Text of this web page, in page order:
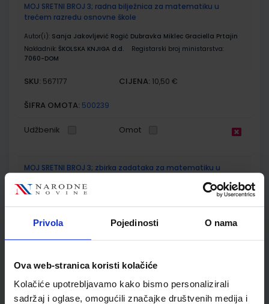
Privola Pojedinosti O nama
Ova web-stranica koristi kolačiće
Kolačiće upotrebljavamo kako bismo personalizirali
sadržaj i oglase, omogućili značajke društvenih medija i
MOJ SRETNI BROJ 3; radna bilježnica za matematiku u
trećem razredu osnovne škole
Autor(i): Sanja Jakovljević Rogić Dubravka Miklec Graciella Prtajin
Nakladnik: ŠKOLSKA KNJIGA d.d.
Registarski broj ministarstva:
7060-DOM
SKU: 567177 CIJENA: 10,50 €
ŠIFRA OMOTA: 500239
Udžbenik Omot
MOJ SRETNI BROJ 3; zbirka zadataka za matematiku u
Autor(i):
Sanja Jakovljević Rogić Dubravka Miklec Graciella Prtajin
7060-DOM2
SKU:567178
ŠIFRA OMOTA: 500239
Udžbenik Omot